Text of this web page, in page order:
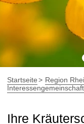
Shop
Startseite Region
Ihre